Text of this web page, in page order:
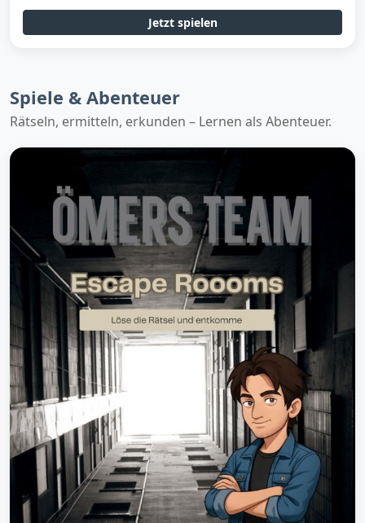
Jetzt spielen
Spiele & Abenteuer
Rätseln, ermitteln, erkunden – Lernen als Abenteuer.